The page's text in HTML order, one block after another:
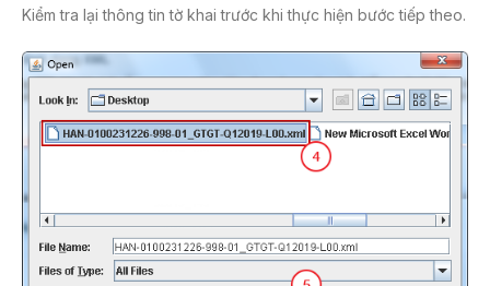
Kiểm tra lại thông tin tờ khai trước khi thực hiện bước tiếp theo.